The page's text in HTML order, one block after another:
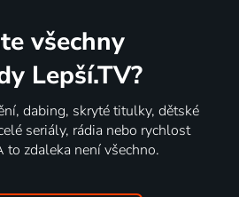
všechny
Lepší.TV?
dabing, skryté titulky, dětské
seriály, rádia nebo rychlost
to zdaleka není všechno.